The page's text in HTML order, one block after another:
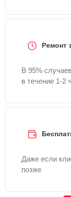
Ремонт
В 95%
в течение 1-2
Даже если
позже